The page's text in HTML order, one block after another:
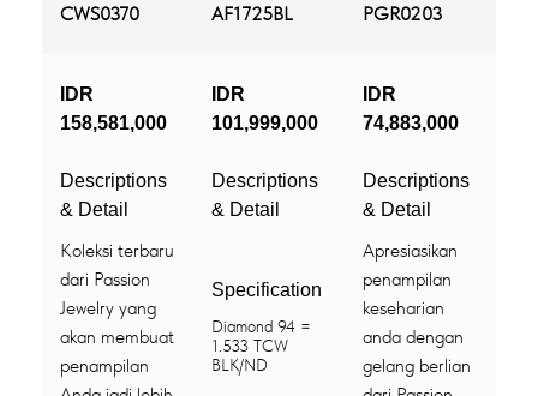
CWS0370
AF1725BL
PGR0203
IDR
158,581,000
Descriptions
& Detail
Koleksi terbaru
dari Passion
Jewelry yang
akan membuat
penampilan
IDR
101,999,000
Descriptions
& Detail
Specification
Diamond 94 =
1.533 TCW
BLK/ND
IDR
74,883,000
Descriptions
& Detail
Apresiasikan
penampilan
keseharian
anda dengan
gelang berlian